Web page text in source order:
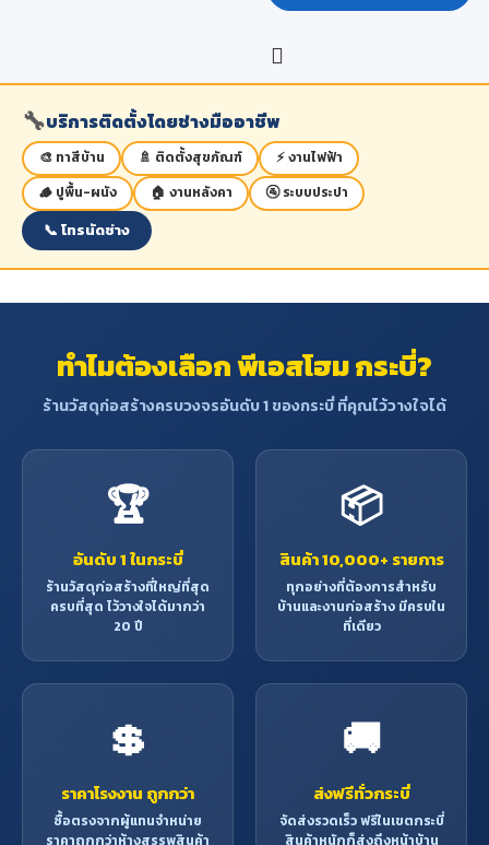
🔧บริการติดตั้งโดยช่างมืออาชีพ
🎨 ทาสีบ้าน 🚿 ติดตั้งสุขภัณฑ์
⚡ งานไฟฟ้า
🪵 ปูพื้น-ผนัง
🏠 งานหลังคา 🚰 ระบบประปา
📞 โทรนัดช่าง
ทำไมต้องเลือก พีเอสโฮม กระบี่?
ร้านวัสดุก่อสร้างครบวงจรอันดับ 1 ของกระบี่ ที่คุณไว้วางใจได้
🏆
อันดับ 1 ในกระบี่
ร้านวัสดุก่อสร้างที่ใหญ่ที่สุด
ครบที่สุด ไว้วางใจได้มากว่า
20 ปี
📦
สินค้า 10,000+ รายการ
ทุกอย่างที่ต้องการสำหรับ
บ้านและงานก่อสร้าง มีครบใน
ที่เดียว
💲
ราคาโรงงาน ถูกกว่า
ซื้อตรงจากผู้แทนจำหน่าย
ราคาถูกกว่าห้างสรรพสินค้า
🚚
ส่งฟรีทั่วกระบี่
จัดส่งรวดเร็ว ฟรีในเขตกระบี่
สินค้าหนักก็ส่งถึงหน้าบ้าน